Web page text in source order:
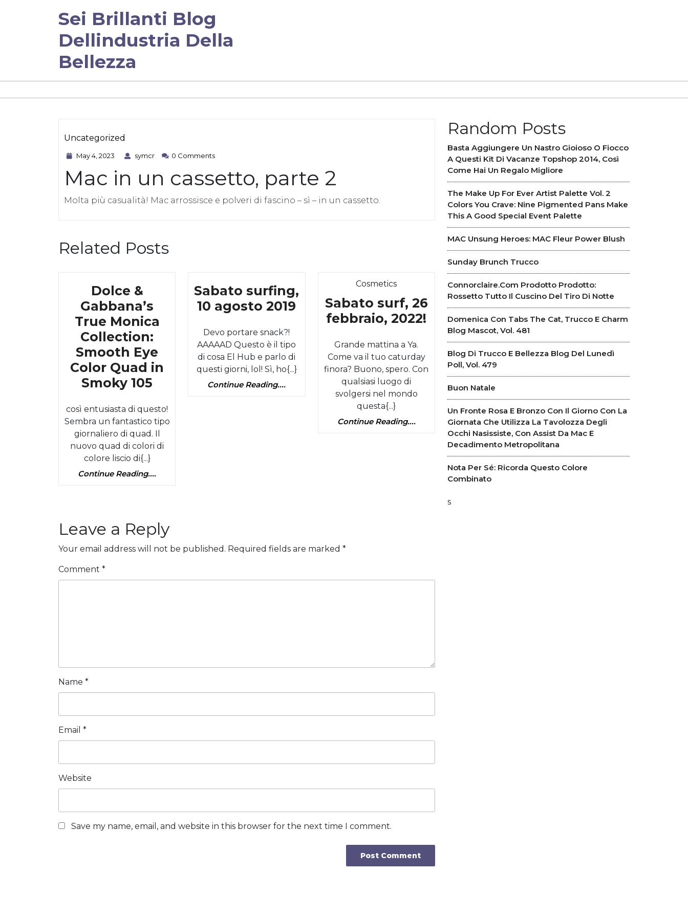
Sei Brillanti Blog
Dellindustria Della
Bellezza
Uncategorized
May 4, 2023
May
2023
symcr symcr0 Comments
Mac in un cassetto, parte 2
Molta più casualità! Mac arrossisce e polveri di fascino – sì – in un cassetto.
Related Posts
Dolce &
Gabbana’s
True Monica
Collection:
Smooth Eye
Color Quad in
Smoky 105
Gabbana’s
True
Monica
Smooth
Quad
in
Smoky
così entusiasta di questo!
Sembra un fantastico tipo
giornaliero di quad. Il
nuovo quad di colori di
colore liscio di{...}
Continue Reading....
Category
Sabato surfing,
10 agosto 2019 Sabato
surfing,
agosto
2019
Devo portare snack?!
AAAAAD Questo è il tipo
di cosa El Hub e parlo di
questi giorni, lol! Sì, ho{...}
Continue Reading....
CosmeticsCategory
Sabato surf, 26
febbraio, 2022! Sabato
surf,
febbraio,
2022!
Grande mattina a Ya.
Come va il tuo caturday
finora? Buono, spero. Con
qualsiasi luogo di
svolgersi nel mondo
questa{...}
Continue Reading....Continue
Reading....
Leave a Reply
Your email address will not be published. Required fields are marked *
Comment *
Name *
Email *
Website
Save my name, email, and website in this browser for the next time I comment.
Random Posts
Basta Aggiungere Un Nastro Gioioso O Fiocco
A Questi Kit Di Vacanze Topshop 2014, Così
Come Hai Un Regalo Migliore
The Make Up For Ever Artist Palette Vol. 2
Colors You Crave: Nine Pigmented Pans Make
This A Good Special Event Palette
MAC Unsung Heroes: MAC Fleur Power Blush
Sunday Brunch Trucco
Connorclaire.com Prodotto Prodotto:
Rossetto Tutto Il Cuscino Del Tiro Di Notte
Domenica Con Tabs The Cat, Trucco E Charm
Blog Mascot, Vol. 481
Blog Di Trucco E Bellezza Blog Del Lunedì
Poll, Vol. 479
Buon Natale
Un Fronte Rosa E Bronzo Con Il Giorno Con La
Giornata Che Utilizza La Tavolozza Degli
Occhi Nasissiste, Con Assist Da Mac E
Decadimento Metropolitana
Nota Per Sé: Ricorda Questo Colore
Combinato
s